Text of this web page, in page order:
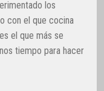
los
con el que cocina
el que más se
tiempo para hacer